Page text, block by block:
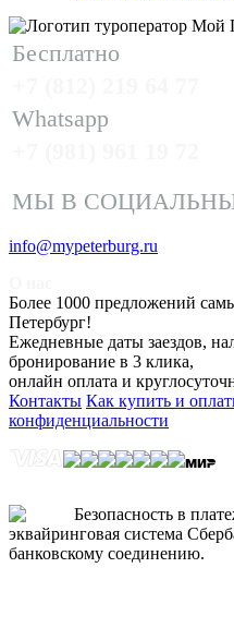
Бесплатно
Whatsapp
МЫ В
info@mypeterburg.ru
Более 1000 предложений
Петербург!
Ежедневные даты заездов,
бронирование в 3 клика,
онлайн оплата и
Контакты Как купить и
конфиденциальности
Безопасность в
эквайринговая система
банковскому соединению.